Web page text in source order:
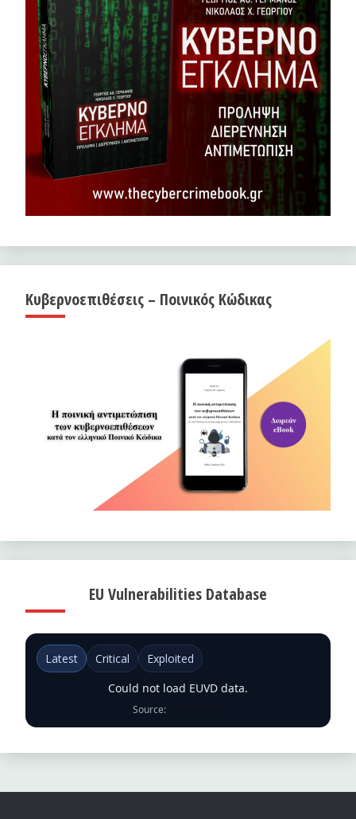
Κυβερνοεπιθέσεις – Ποινικός Κώδικας
EU Vulnerabilities Database
Latest Critical
Exploited
Could not load EUVD data.
Source: